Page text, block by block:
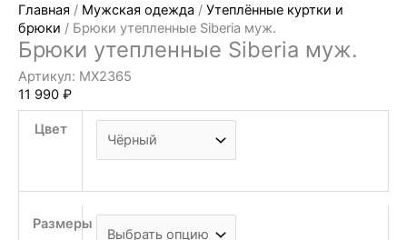
Главная / Мужская одежда / Утеплённые куртки и
брюки / Брюки утепленные Siberia муж.
Брюки утепленные Siberia муж.
Артикул: MX2365
11 990 ₽
Цвет
Размеры